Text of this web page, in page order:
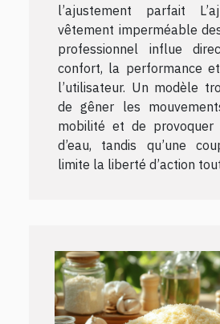
l’ajustement parfait
vêtement imperméable
professionnel influe
confort, la performance et
l’utilisateur. Un modèle
de gêner les
mobilité et de provoquer
d’eau, tandis qu’une
limite la liberté d’action